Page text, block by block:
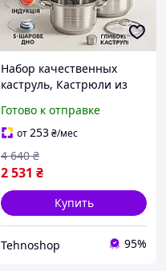
Набор качественных
каструль, Кастрюли из
высоких кастрюль
кастрюль сталь MN-76
Готово к отправке
от253₴/мес
2 531 ₴
4 640 ₴
Купить
Tehnoshop 95%